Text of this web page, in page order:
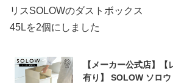
リスSOLOWのダストボックス
45Lを2個にしました
【メーカー公式店】
有り】 SOLOW ソロ